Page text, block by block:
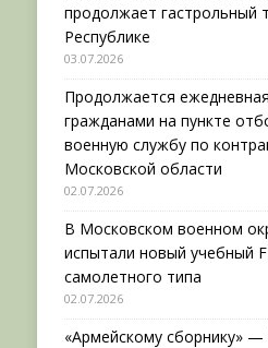
продолжает гастрольный
Республике
03.07.2026
Продолжается
гражданами на пункте
военную службу по
Московской области
02.07.2026
В Московском военном
испытали новый учебный
самолетного типа
02.07.2026
«Армейскому сборнику» —